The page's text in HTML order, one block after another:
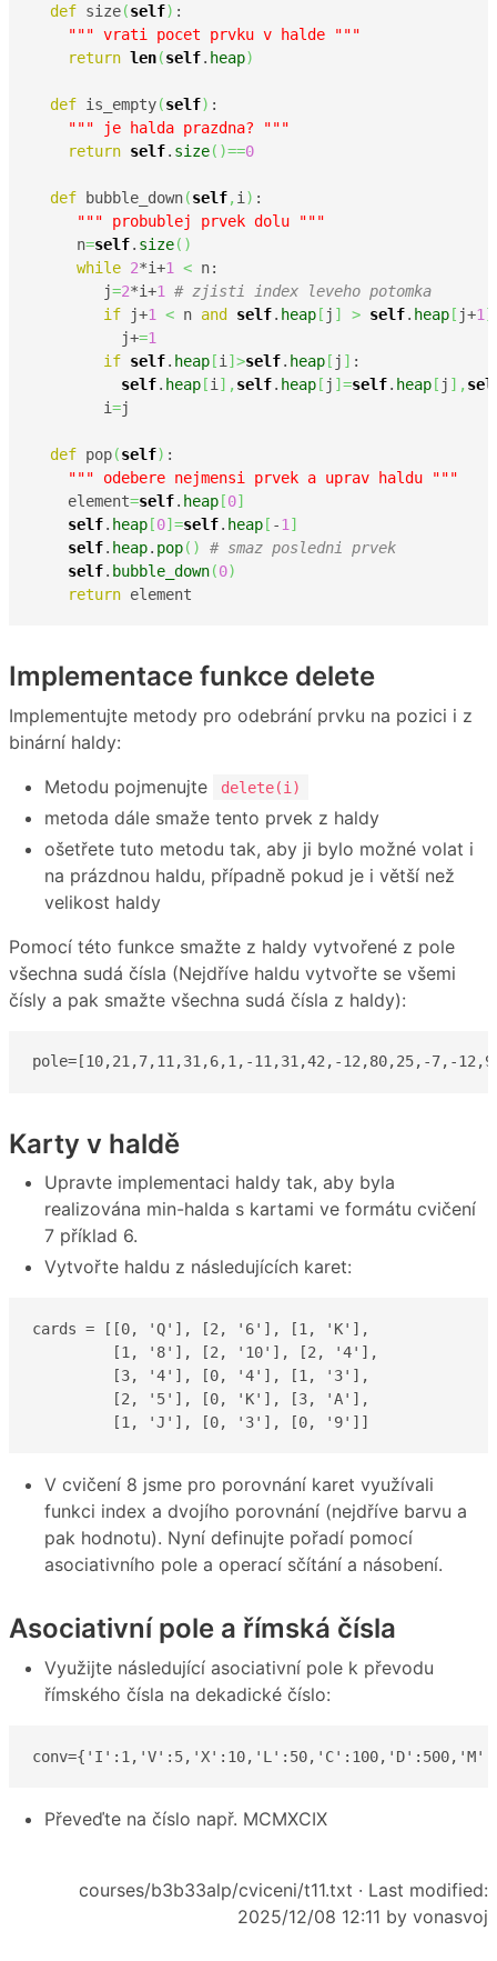
def size(self) :
""" vrati pocet prvku v halde """
return len(self. heap)
def is_empty(self) :
""" je halda prazdna? """
return self. size( )==0
def bubble_down(self, i ) :
""" probublej prvek dolu """
     n
=self. size( )
while 2*i+1 < n:
        j
=2*i+1
# zjisti index leveho potomka
if j+1 < n and self. heap [ j ] > self. heap [ j+1 ]
          j+
=1
if self. heap [i ] >self. heap [ j ] :
self. heap [i ] , self. heap [ j ] =self. heap [ j ] ,
        i
=j
def pop(self) :
""" odebere nejmensi prvek a uprav haldu """
    element
=self. heap [0]
self. heap [0] =self. heap [ -1 ]
self. heap. pop( )
# smaz posledni prvek
self. bubble_down(0)
return element
Implementace funkce delete
Implementujte metody pro odebrání prvku na pozici i z
binární haldy:
Metodu pojmenujte
delete(i)
metoda dále smaže tento prvek z haldy
ošetřete tuto metodu tak, aby ji bylo možné volat i
na prázdnou haldu, případně pokud je i větší než
velikost haldy
Pomocí této funkce smažte z haldy vytvořené z pole
všechna sudá čísla (Nejdříve haldu vytvořte se všemi
čísly a pak smažte všechna sudá čísla z haldy):
pole=[10,21,7,11,31,6,1,-11,31,42,-12,80,25,-7,-
Karty v haldě
Upravte implementaci haldy tak, aby byla
realizována min-halda s kartami ve formátu cvičení
7 příklad 6.
Vytvořte haldu z následujících karet:
cards = [[0, 'Q'], [2, '6'], [1, 'K'],
         [1, '8'], [2, '10'], [2, '4'],
         [3, '4'], [0, '4'], [1, '3'],
         [2, '5'], [0, 'K'], [3, 'A'],
         [1, 'J'], [0, '3'], [0, '9']]
V cvičení 8 jsme pro porovnání karet využívali
funkci index a dvojího porovnání (nejdříve barvu a
pak hodnotu). Nyní definujte pořadí pomocí
asociativního pole a operací sčítání a násobení.
Asociativní pole a římská čísla
Využijte následující asociativní pole k převodu
římského čísla na dekadické číslo:
Převeďte na číslo např. MCMXCIX
courses/b3b33alp/cviceni/t11.txt · Last modified:
2025/12/08 12:11 by vonasvoj